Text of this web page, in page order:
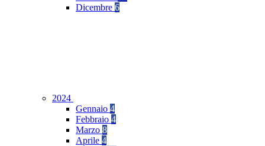
Dicembre 6
2024
Gennaio 4
Febbraio 4
Marzo 8
Aprile 4